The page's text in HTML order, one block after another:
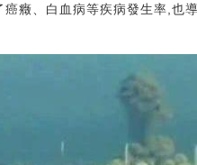
癥、白血病等疾病發生率,也